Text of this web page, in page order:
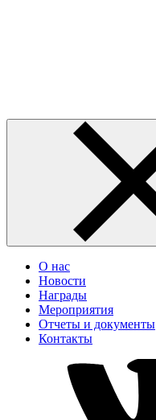
О нас
Новости
Награды
Мероприятия
Отчеты и документы
Контакты